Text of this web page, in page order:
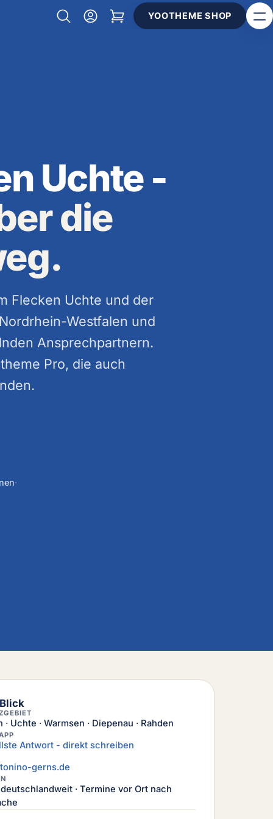
YOOTHEME SHOP
Uchte -
die
Flecken Uchte und der
Westfalen und
Ansprechpartnern.
Pro, die auch
·
· Uchte · Warmsen · Diepenau · Rahden
Antwort - direkt schreiben
gerns.de
· Termine vor Ort nach